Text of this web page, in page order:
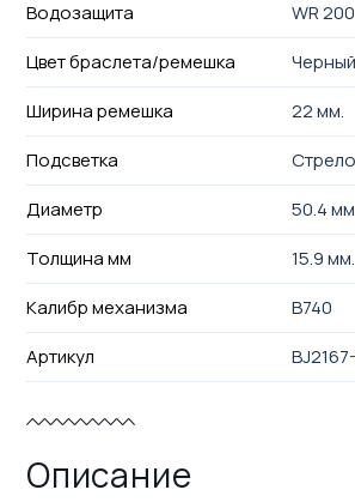
Водозащита
WR 200
Цвет браслета/ремешка
Черный
Ширина ремешка
22 мм.
Подсветка
Диаметр
50.4
Толщина мм
15.9 мм.
Калибр механизма
B740
Артикул
Описание